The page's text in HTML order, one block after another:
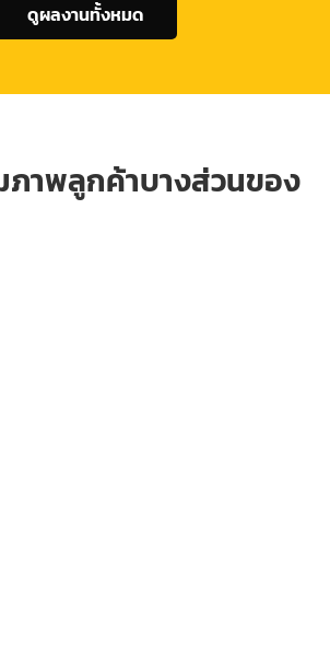
ดูผลงานทั้งหมด
ภาพลูกค้าบางส่วนของ